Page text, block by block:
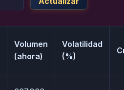
Volumen
(ahora)
Volatilidad
(%)